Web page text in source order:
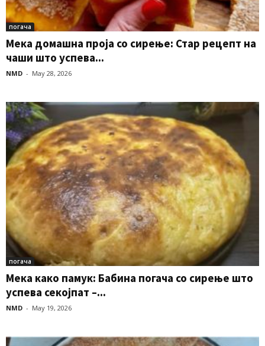
погача
Мека домашна проја со сирење: Стар рецепт на
чаши што успева...
NMD - May 28, 2026
погача
Мека како памук: Бабина погача со сирење што
успева секојпат –...
NMD - May 19, 2026